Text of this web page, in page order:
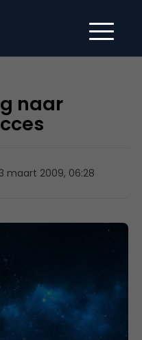
naar
maart 2009, 06:28